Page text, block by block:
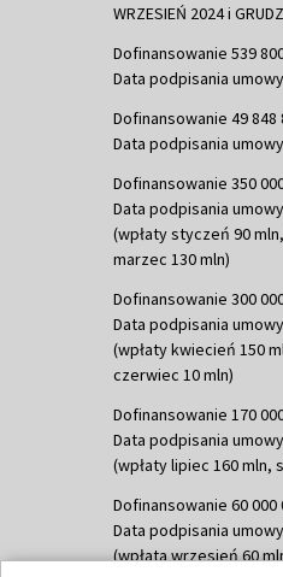
WRZESIEŃ 2024 i
Dofinansowanie 539
Data podpisania
Dofinansowanie 49 848
Data podpisania
Dofinansowanie 350
Data podpisania
(wpłaty styczeń 90
marzec 130 mln)
Dofinansowanie 300
Data podpisania
(wpłaty kwiecień 150
czerwiec 10 mln)
Dofinansowanie 170
Data podpisania
(wpłaty lipiec 160 mln,
Dofinansowanie 60 000
Data podpisania
(wpłata wrzesień 60